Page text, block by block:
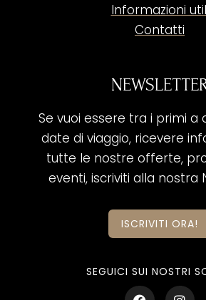
Informazioni
Contatti
Se vuoi essere tra i primi a
date di viaggio, ricevere
tutte le nostre offerte,
eventi, iscriviti alla nostra
ISCRIVITI ORA!
SEGUICI SUI NOSTRI